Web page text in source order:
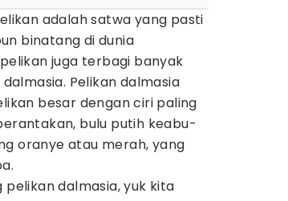
adalah satwa yang pasti
binatang di dunia
juga terbagi banyak
Pelikan dalmasia
besar dengan ciri paling
bulu putih keabu-
oranye atau merah, yang
dalmasia, yuk kita